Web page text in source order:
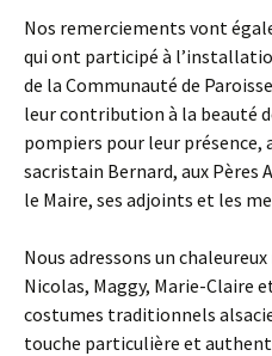
Nos remerciements vont
qui ont participé à
de la Communauté de
leur contribution à la beauté
pompiers pour leur présence,
sacristain Bernard, aux Pères
le Maire, ses adjoints et les
Nous adressons un
Nicolas, Maggy, Marie-Claire
costumes traditionnels
touche particulière et